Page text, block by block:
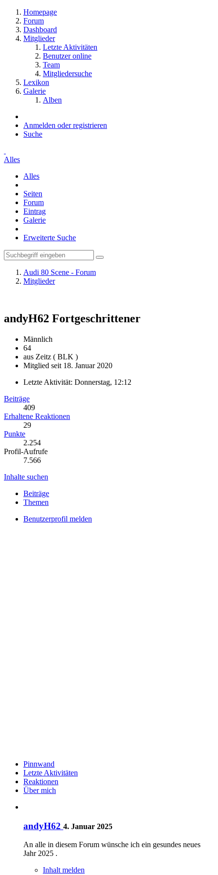
Homepage
Forum
Dashboard
Mitglieder
Letzte Aktivitäten
Benutzer online
Team
Mitgliedersuche
Lexikon
Galerie
Alben
Anmelden oder registrieren
Suche
Alles
Alles
Seiten
Forum
Eintrag
Galerie
Erweiterte Suche
Audi 80 Scene - Forum
Mitglieder
andyH62 Fortgeschrittener
Männlich
64
aus Zeitz ( BLK )
Mitglied seit 18. Januar 2020
Letzte Aktivität: Donnerstag, 12:12
Beiträge
409
Erhaltene Reaktionen
29
Punkte
2.254
Profil-Aufrufe
7.566
Inhalte suchen
Beiträge
Themen
Benutzerprofil melden
Pinnwand
Letzte Aktivitäten
Reaktionen
Über mich
andyH62 4. Januar 2025
An alle in diesem Forum wünsche ich ein gesundes neues
Jahr 2025 .
Inhalt melden